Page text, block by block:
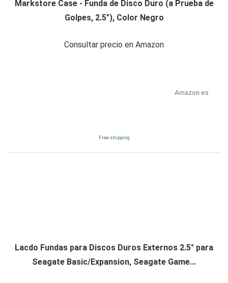
Markstore Case - Funda de Disco Duro (a Prueba de
Golpes, 2.5"), Color Negro
Consultar precio en Amazon
Amazon.es
Free shipping
Lacdo Fundas para Discos Duros Externos 2.5" para
Seagate Basic/Expansion, Seagate Game...